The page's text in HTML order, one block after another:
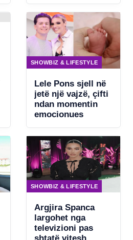
penale për
Beyonce
SHOWBIZ & LIFESTYLE
Lele Pons sjell në
jetë një vajzë, çifti
ndan momentin
emocionues
SHOWBIZ & LIFESTYLE
Argjira Spanca
largohet nga
televizioni pas